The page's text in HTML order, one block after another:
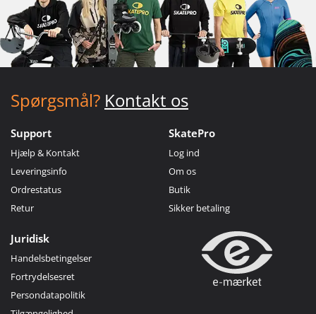
Spørgsmål? Kontakt os
Support
Hjælp & Kontakt
Leveringsinfo
Ordrestatus
Retur
SkatePro
Log ind
Om os
Butik
Sikker betaling
Juridisk
Handelsbetingelser
Fortrydelsesret
Persondatapolitik